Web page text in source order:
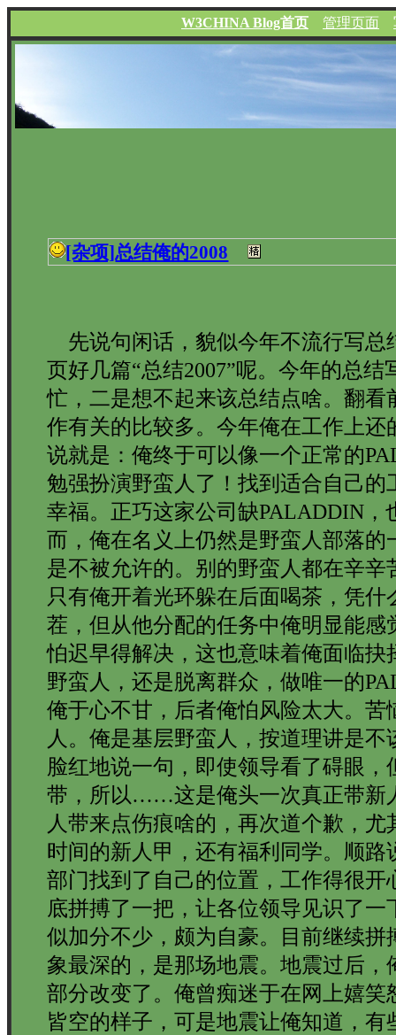
W3CHINA Blog首页 管理页面
[杂项]总结俺的2008
先说句闲话，貌似今年不流行写总
页好几篇“总结2007”呢。今年的总
忙，二是想不起来该总结点啥。翻看
作有关的比较多。今年俺在工作上
说就是：俺终于可以像一个正常的
勉强扮演野蛮人了！找到适合自己
幸福。正巧这家公司缺PALADDIN，
而，俺在名义上仍然是野蛮人部落
是不被允许的。别的野蛮人都在辛
只有俺开着光环躲在后面喝茶，凭
茬，但从他分配的任务中俺明显能
怕迟早得解决，这也意味着俺面临
野蛮人，还是脱离群众，做唯一的
俺于心不甘，后者俺怕风险太大。苦
人。俺是基层野蛮人，按道理讲是
脸红地说一句，即使领导看了碍眼
带，所以……这是俺头一次真正带新
人带来点伤痕啥的，再次道个歉，尤
时间的新人甲，还有福利同学。顺
部门找到了自己的位置，工作得很
底拼搏了一把，让各位领导见识了
似加分不少，颇为自豪。目前继续拼
象最深的，是那场地震。地震过后
部分改变了。俺曾痴迷于在网上嬉
皆空的样子，可是地震让俺知道，有